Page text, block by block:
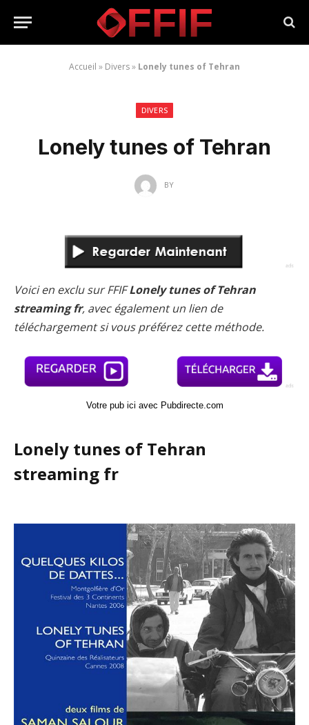
Accueil » Divers» Lonely tunes of Tehran
DIVERS
Lonely tunes of Tehran
BY
Voici en exclu sur FFIFLonely tunes of Tehran
streaming fr, avec également un lien de
téléchargement si vous préférez cette méthode.
Votre pub ici avec Pubdirecte.com
Lonely tunes of Tehran
streaming fr